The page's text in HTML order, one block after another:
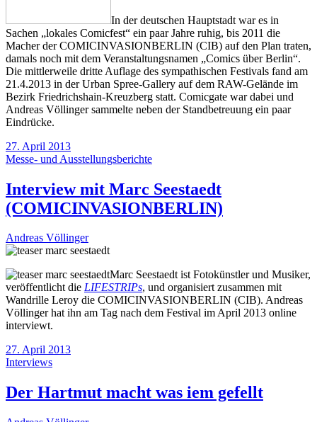
In der deutschen Hauptstadt war es in
Sachen „lokales Comicfest“ ein paar Jahre ruhig, bis 2011 die
Macher der COMICINVASIONBERLIN (CIB) auf den Plan traten,
damals noch mit dem Veranstaltungsnamen „Comics über Berlin“.
Die mittlerweile dritte Auflage des sympathischen Festivals fand am
21.4.2013 in der Urban Spree-Gallery auf dem RAW-Gelände im
Bezirk Friedrichshain-Kreuzberg statt. Comicgate war dabei und
Andreas Völlinger sammelte neben der Standbetreuung ein paar
Eindrücke.
27. April 2013
Messe- und Ausstellungsberichte
Interview mit Marc Seestaedt
(COMICINVASIONBERLIN)
Andreas Völlinger
Marc Seestaedt ist Fotokünstler und Musiker,
veröffentlicht die LIFESTRIPs, und organisiert zusammen mit
Wandrille Leroy die COMICINVASIONBERLIN (CIB). Andreas
Völlinger hat ihn am Tag nach dem Festival im April 2013 online
interviewt.
27. April 2013
Interviews
Der Hartmut macht was iem gefellt